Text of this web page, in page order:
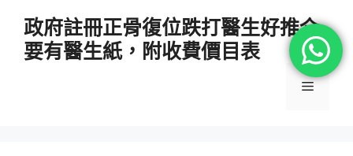
政府註冊正骨復位跌打醫生好推介
要有醫生紙，附收費價目表
選